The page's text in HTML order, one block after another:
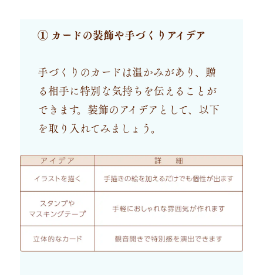
① カードの装飾や手づくりアイデア
手づくりのカードは温かみがあり、贈
る相手に特別な気持ちを伝えることが
できます。装飾のアイデアとして、以下
を取り入れてみましょう。